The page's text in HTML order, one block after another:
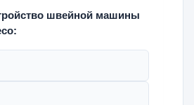
швейной машины